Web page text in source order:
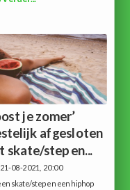
je zomer’
afgesloten
skate/step en...
08-2021, 20:00
skate/step en een hiphop